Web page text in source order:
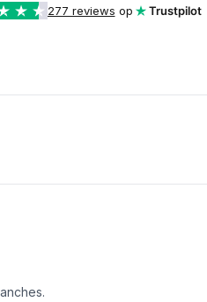
277 reviews op Trustpilot